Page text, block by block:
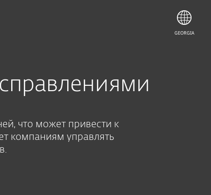
что может привести к
компаниям управлять
GEORGIA